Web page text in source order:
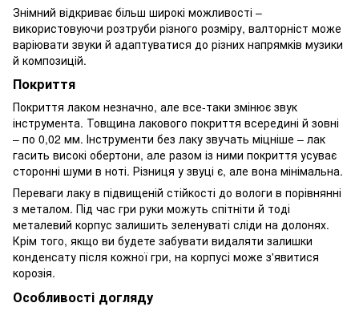
Знімний відкриває більш широкі можливості –
використовуючи розтруби різного розміру, валторніст може
варіювати звуки й адаптуватися до різних напрямків музики
й композицій.
Покриття
Покриття лаком незначно, але все-таки змінює звук
інструмента. Товщина лакового покриття всередині й зовні
– по 0,02 мм. Інструменти без лаку звучать міцніше – лак
гасить високі обертони, але разом із ними покриття усуває
сторонні шуми в ноті. Різниця у звуці є, але вона мінімальна.
Переваги лаку в підвищеній стійкості до вологи в порівнянні
з металом. Під час гри руки можуть спітніти й тоді
металевий корпус залишить зеленуваті сліди на долонях.
Крім того, якщо ви будете забувати видаляти залишки
конденсату після кожної гри, на корпусі може з'явитися
корозія.
Особливості догляду